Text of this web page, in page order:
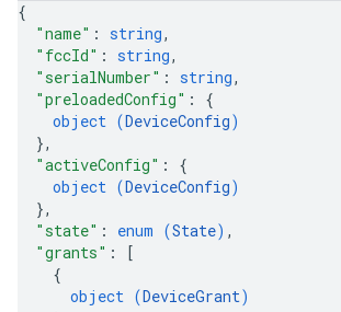
{
"name" : string,
"fccId" : string,
"serialNumber" : string,
"preloadedConfig" : {
object (DeviceConfig)
},
"activeConfig" : {
object (DeviceConfig)
},
"state" : enum (State) ,
"grants" :
[
{
object (DeviceGrant)